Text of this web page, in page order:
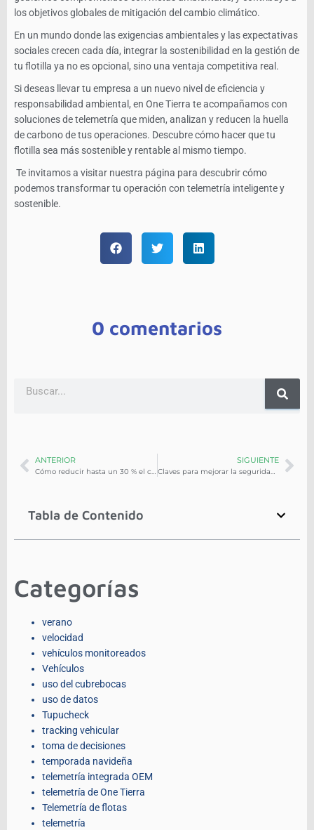
los objetivos globales de mitigación del cambio climático.
En un mundo donde las exigencias ambientales y las expectativas
sociales crecen cada día, integrar la sostenibilidad en la gestión de
tu flotilla ya no es opcional, sino una ventaja competitiva real.
Si deseas llevar tu empresa a un nuevo nivel de eficiencia y
responsabilidad ambiental, en One Tierra te acompañamos con
soluciones de telemetría que miden, analizan y reducen la huella
de carbono de tus operaciones. Descubre cómo hacer que tu
flotilla sea más sostenible y rentable al mismo tiempo.
Te invitamos a visitar nuestra página para descubrir cómo
podemos transformar tu operación con telemetría inteligente y
sostenible.
0 comentarios
ANTERIOR SIGUIENTE
Tabla de Contenido
Categorías
verano
velocidad
vehículos monitoreados
Vehículos
uso del cubrebocas
uso de datos
Tupucheck
tracking vehicular
toma de decisiones
temporada navideña
telemetría integrada OEM
telemetría de One Tierra
Telemetría de flotas
telemetría